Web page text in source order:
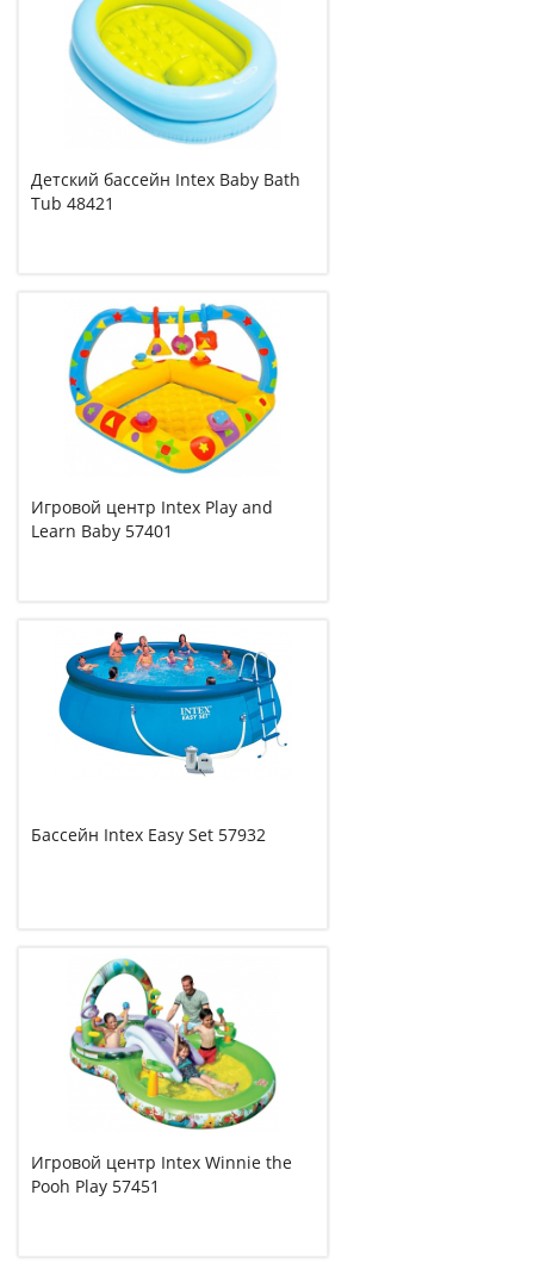
Детский бассейн Intex Baby Bath
Tub 48421
Игровой центр Intex Play and
Learn Baby 57401
Бассейн Intex Easy Set 57932
Игровой центр Intex Winnie the
Pooh Play 57451